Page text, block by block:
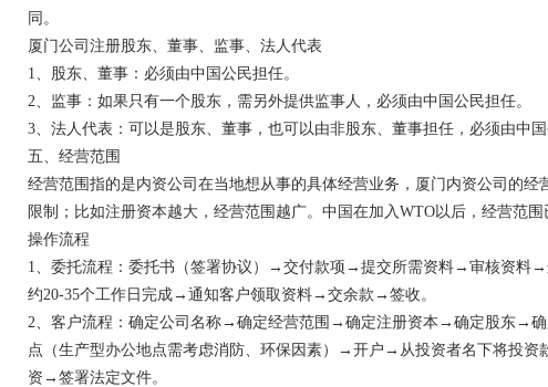
同。
厦门公司注册股东、董事、监事、法人代表
1、股东、董事：必须由中国公民担任。
2、监事：如果只有一个股东，需另外提供监事人，必须由中国公民担任。
3、法人代表：可以是股东、董事，也可以由非股东、董事担任，必须由中国
五、经营范围
经营范围指的是内资公司在当地想从事的具体经营业务，厦门内资公司的经
限制；比如注册资本越大，经营范围越广。中国在加入WTO以后，经营范围
操作流程
1、委托流程：委托书（签署协议）→交付款项→提交所需资料→审核资料
约20-35个工作日完成→通知客户领取资料→交余款→签收。
2、客户流程：确定公司名称→确定经营范围→确定注册资本→确定股东→
点（生产型办公地点需考虑消防、环保因素）→开户→从投资者名下将投
资→签署法定文件。